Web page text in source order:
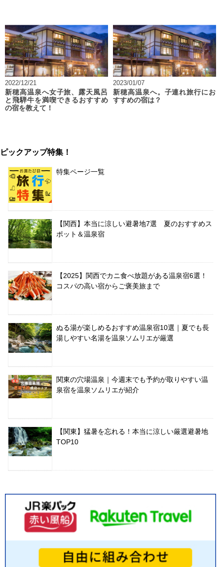
2022/12/21
新穂高温泉へ女子旅、露天風呂
と飛騨牛を満喫できるおすすめ
の宿を教えて！
2023/01/07
新穂高温泉へ。子連れ旅行にお
すすめの宿は？
ピックアップ特集！
特集ページ一覧
【関西】本当に涼しい避暑地7選 夏のおすすめス
ポット＆温泉宿
【2025】関西でカニ食べ放題がある温泉宿6選！
コスパの高い宿からご褒美旅まで
ぬる湯が楽しめるおすすめ温泉宿10選｜夏でも長
湯しやすい名湯を温泉ソムリエが厳選
関東の穴場温泉｜今週末でも予約が取りやすい温
泉宿を温泉ソムリエが紹介
【関東】猛暑を忘れる！本当に涼しい厳選避暑地
TOP10